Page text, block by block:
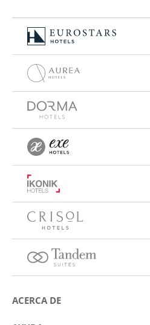
ACERCA DE
Sobre Eurostars Hotel Company